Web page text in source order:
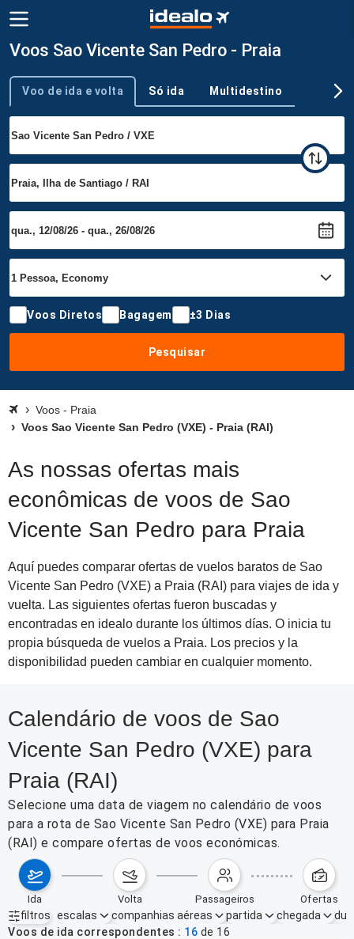
Voos Sao Vicente San Pedro - Praia
Tipo de viagem
Voo de ida e volta Só ida Multidestino
Voos Diretos Bagagem ±3 Dias
Pesquisar
Voos - Praia
Voos Sao Vicente San Pedro (VXE) - Praia (RAI)
As nossas ofertas mais
econômicas de voos de Sao
Vicente San Pedro para Praia
Aquí puedes comparar ofertas de vuelos baratos de Sao
Vicente San Pedro (VXE) a Praia (RAI) para viajes de ida y
vuelta. Las siguientes ofertas fueron buscadas y
encontradas en idealo durante los últimos días. O inicia tu
propia búsqueda de vuelos a Praia. Los precios y la
disponibilidad pueden cambiar en cualquier momento.
Calendário de voos de Sao
Vicente San Pedro (VXE) para
Praia (RAI)
Selecione uma data de viagem no calendário de voos
para a rota de Sao Vicente San Pedro (VXE) para Praia
(RAI) e compare ofertas de voos económicas.
ida volta passageiros ofertas
filtros
Filtros ativos nenhum
escalas companhias aéreas partida chegada
Voos de ida correspondentes
16 de 16